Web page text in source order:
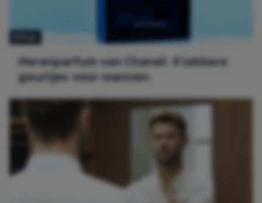
Herenparfum van Chanel: 4 lekkere
geurtjes voor mannen